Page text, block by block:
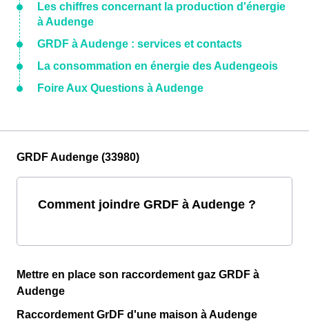
Les chiffres concernant la production d'énergie
à Audenge
GRDF à Audenge : services et contacts
La consommation en énergie des Audengeois
Foire Aux Questions à Audenge
GRDF Audenge (33980)
Comment joindre GRDF à Audenge ?
Mettre en place son raccordement gaz GRDF à
Audenge
Raccordement GrDF d'une maison à Audenge